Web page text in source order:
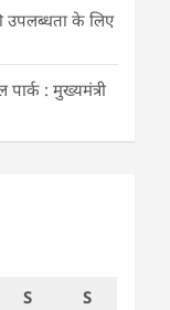
उपलब्धता के लिए
: मुख्यमंत्री
S
S